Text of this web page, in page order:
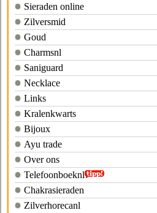
Sieraden online
Zilversmid
Goud
Charmsnl
Saniguard
Necklace
Links
Kralenkwarts
Bijoux
Ayu trade
Over ons
Telefoonboeknl
Chakrasieraden
Zilverhorecanl